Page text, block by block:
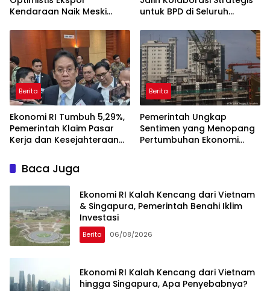
Kendaraan Naik Meski
untuk BPD di Seluruh
Berita
Ekonomi RI Tumbuh 5,29%,
Pemerintah Klaim Pasar
Kerja dan Kesejahteraan
Berita
Pemerintah Ungkap
Sentimen yang Menopang
Pertumbuhan Ekonomi
Baca Juga
Ekonomi RI Kalah Kencang dari Vietnam
& Singapura, Pemerintah Benahi Iklim
Investasi
Berita 06/08/2026
Ekonomi RI Kalah Kencang dari Vietnam
hingga Singapura, Apa Penyebabnya?